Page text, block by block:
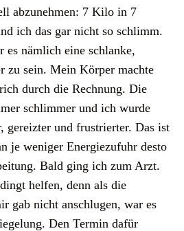
abzunehmen: 7 Kilo in 7
ich das gar nicht so schlimm.
nämlich eine schlanke,
zu sein. Mein Körper machte
durch die Rechnung. Die
schlimmer und ich wurde
gereizter und frustrierter. Das ist
je weniger Energiezufuhr desto
Bald ging ich zum Arzt.
helfen, denn als die
gab nicht anschlugen, war es
Den Termin dafür